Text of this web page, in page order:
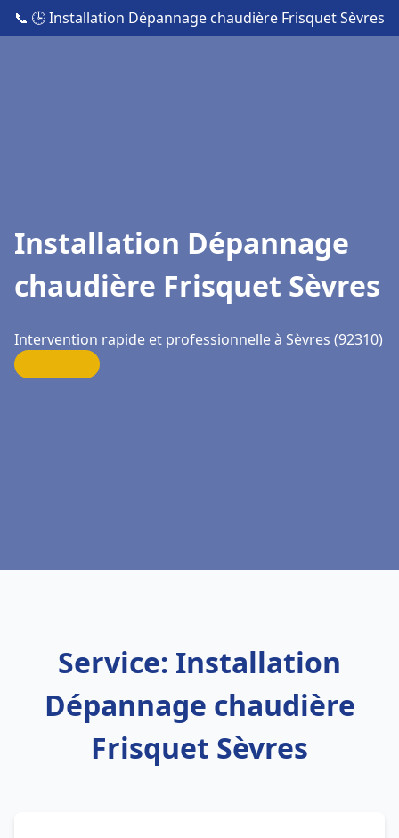
📞 🕒 Installation Dépannage chaudière Frisquet Sèvres
Installation Dépannage
chaudière Frisquet Sèvres
Intervention rapide et professionnelle à Sèvres (92310)
Service: Installation
Dépannage chaudière
Frisquet Sèvres